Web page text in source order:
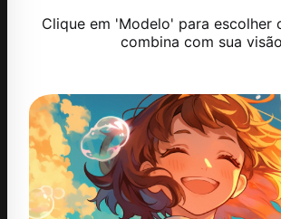
Clique em 'Modelo' para escolher
combina com sua